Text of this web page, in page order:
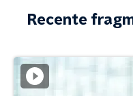
Recente